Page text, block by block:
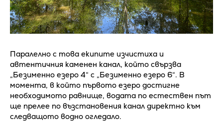
Паралелно с това екипите изчистиха и
автентичния каменен канал, който свързва
„Безименно езеро 4“ с „Безименно езеро 6“. В
момента, в който първото езеро достигне
необходимото равнище, водата по естествен път
ще прелее по възстановения канал директно към
следващото водно огледало.